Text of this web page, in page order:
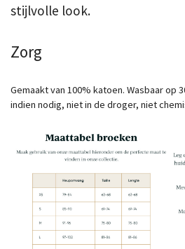
stijlvolle look.
Zorg
Gemaakt van 100% katoen. Wasbaar op
indien nodig, niet in de droger, niet